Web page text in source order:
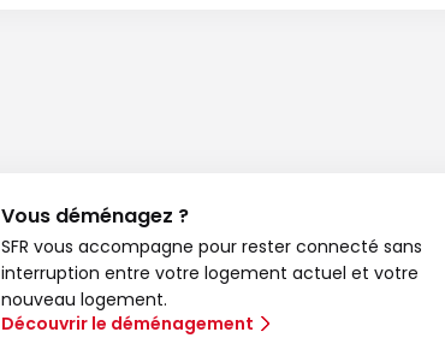
Vous déménagez ?
SFR vous accompagne pour rester connecté sans
interruption entre votre logement actuel et votre
nouveau logement.
Découvrir le déménagement